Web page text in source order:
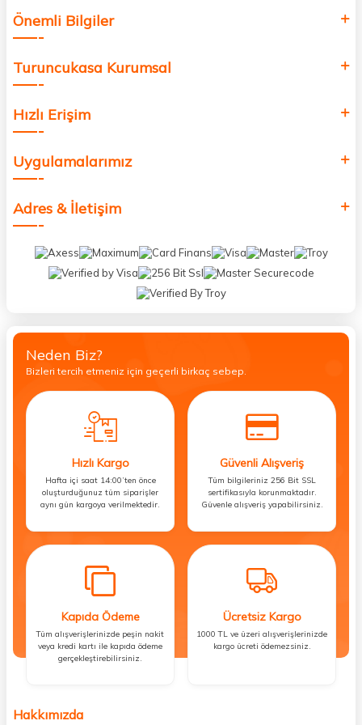
Önemli Bilgiler
Turuncukasa Kurumsal
Hızlı Erişim
Uygulamalarımız
Adres & İletişim
Neden Biz?
Bizleri tercih etmeniz için geçerli birkaç sebep.
Hızlı Kargo
Hafta içi saat 14:00’ten önce
oluşturduğunuz tüm siparişler
aynı gün kargoya verilmektedir.
Güvenli Alışveriş
Tüm bilgileriniz 256 Bit SSL
sertifikasıyla korunmaktadır.
Güvenle alışveriş yapabilirsiniz.
Kapıda Ödeme
Tüm alışverişlerinizde peşin nakit
veya kredi kartı ile kapıda ödeme
gerçekleştirebilirsiniz.
Ücretsiz Kargo
1000 TL ve üzeri alışverişlerinizde
kargo ücreti ödemezsiniz.
Hakkımızda